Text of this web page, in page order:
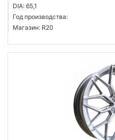
DIA: 65,1
Год производства:
Магазин: R20